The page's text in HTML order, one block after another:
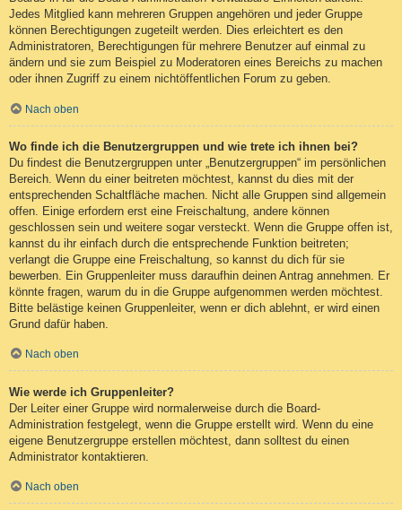
Jedes Mitglied kann mehreren Gruppen angehören und jeder Gruppe
können Berechtigungen zugeteilt werden. Dies erleichtert es den
Administratoren, Berechtigungen für mehrere Benutzer auf einmal zu
ändern und sie zum Beispiel zu Moderatoren eines Bereichs zu machen
oder ihnen Zugriff zu einem nichtöffentlichen Forum zu geben.
Nach oben
Wo finde ich die Benutzergruppen und wie trete ich ihnen bei?
Du findest die Benutzergruppen unter „Benutzergruppen“ im persönlichen
Bereich. Wenn du einer beitreten möchtest, kannst du dies mit der
entsprechenden Schaltfläche machen. Nicht alle Gruppen sind allgemein
offen. Einige erfordern erst eine Freischaltung, andere können
geschlossen sein und weitere sogar versteckt. Wenn die Gruppe offen ist,
kannst du ihr einfach durch die entsprechende Funktion beitreten;
verlangt die Gruppe eine Freischaltung, so kannst du dich für sie
bewerben. Ein Gruppenleiter muss daraufhin deinen Antrag annehmen. Er
könnte fragen, warum du in die Gruppe aufgenommen werden möchtest.
Bitte belästige keinen Gruppenleiter, wenn er dich ablehnt, er wird einen
Grund dafür haben.
Nach oben
Wie werde ich Gruppenleiter?
Der Leiter einer Gruppe wird normalerweise durch die Board-
Administration festgelegt, wenn die Gruppe erstellt wird. Wenn du eine
eigene Benutzergruppe erstellen möchtest, dann solltest du einen
Administrator kontaktieren.
Nach oben